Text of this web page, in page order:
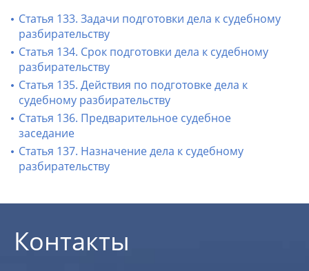
Статья 133. Задачи подготовки дела к судебному
разбирательству
Статья 134. Срок подготовки дела к судебному
разбирательству
Статья 135. Действия по подготовке дела к
судебному разбирательству
Статья 136. Предварительное судебное
заседание
Статья 137. Назначение дела к судебному
разбирательству
Контакты